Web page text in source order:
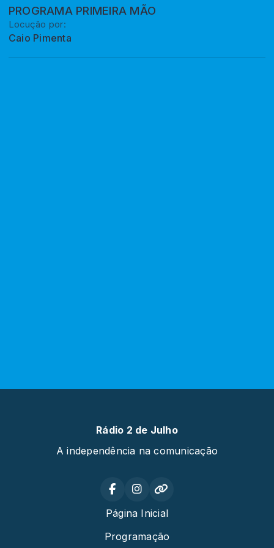
PROGRAMA PRIMEIRA MÃO
Locução por:
Caio Pimenta
Rádio 2 de Julho
A independência na comunicação
Página Inicial
Programação